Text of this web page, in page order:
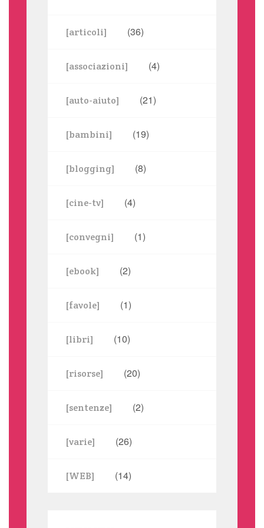
[articoli] (36)
[associazioni] (4)
[auto-aiuto] (21)
[bambini] (19)
[blogging] (8)
[cine-tv] (4)
[convegni] (1)
[ebook] (2)
[favole] (1)
[libri] (10)
[risorse] (20)
[sentenze] (2)
[varie] (26)
[WEB] (14)